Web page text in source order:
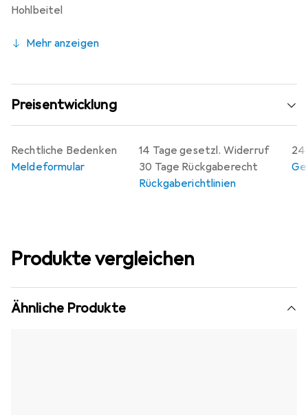
Hohlbeitel
Mehr anzeigen
Preisentwicklung
14 Tage gesetzl. Widerruf
30 Tage Rückgaberecht
Rückgaberichtlinien
24
Rechtliche Bedenken
Meldeformular
Produkte vergleichen
Ähnliche Produkte